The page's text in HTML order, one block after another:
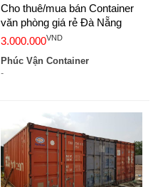
Cho thuê/mua bán Container
văn phòng giá rẻ Đà Nẵng
3.000.000VND
Phúc Vận Container
-